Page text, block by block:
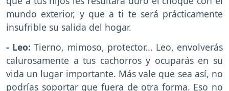
mundo exterior, y que a ti te será prácticamente
insufrible su salida del hogar.
- Leo:Tierno, mimoso, protector... Leo, envolverás
calurosamente a tus cachorros y ocuparás en su
vida un lugar importante. Más vale que sea así, no
podrías soportar que fuera de otra forma. Eso no